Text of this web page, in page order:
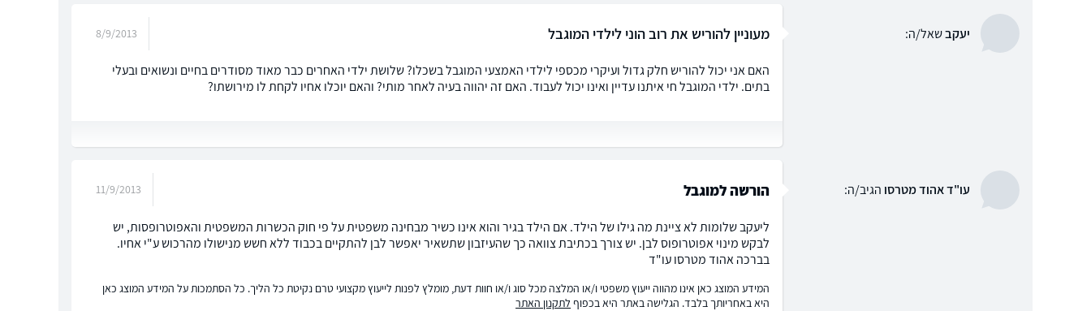
יעקבשאל/ה: מעוניין להוריש את רוב הוני לילדי המוגבל 8/9/2013
האם אני יכול להוריש חלק גדול ועיקרי מכספי לילדי האמצעי המוגבל בשכלו? שלושת ילדי האחרים כבר מאוד מסודרים בחיים ונשואים ובעלי
בתים. ילדי המוגבל חי איתנו עדיין ואינו יכול לעבוד. האם זה יהווה בעיה לאחר מותי? והאם יוכלו אחיו לקחת לו מירושתו?
עו"ד אהוד מטרסו הגיב/ה: הורשה למוגבל 11/9/2013
ליעקב שלומות לא ציינת מה גילו של הילד. אם הילד בגיר והוא אינו כשיר מבחינה משפטית על פי חוק הכשרות המשפטית והאפוטרופסות, יש
לבקש מינוי אפוטרופוס לבן. יש צורך בכתיבת צוואה כך שהעיזבון שתשאיר יאפשר לבן להתקיים בכבוד ללא חשש מנישולו מהרכוש ע"י אחיו.
בברכה אהוד מטרסו עו"ד
המידע המוצג כאן אינו מהווה ייעוץ משפטי ו/או המלצה מכל סוג ו/או חוות דעת, מומלץ לפנות לייעוץ מקצועי טרם נקיטת כל הליך. כל הסתמכות על המידע המוצג כאן
היא באחריותך בלבד. הגלישה באתר היא בכפוף לתקנון האתר